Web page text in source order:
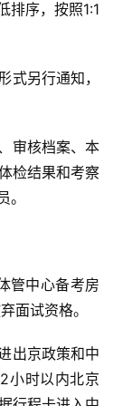
排序，按照1:1
式另行通知，
审核档案、本
检结果和考察
管中心备考房
面试资格。
出京政策和中
小时以内北京